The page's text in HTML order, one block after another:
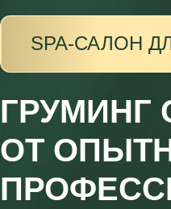
ГРУМИНГ
ОТ
SPA-САЛОН